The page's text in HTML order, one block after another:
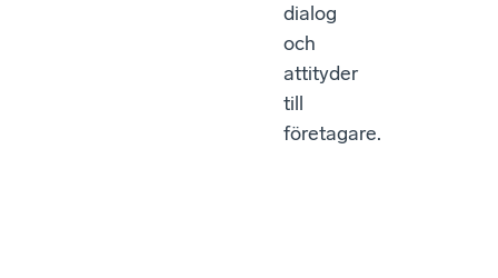
dialog
och
attityder
till
företagare.